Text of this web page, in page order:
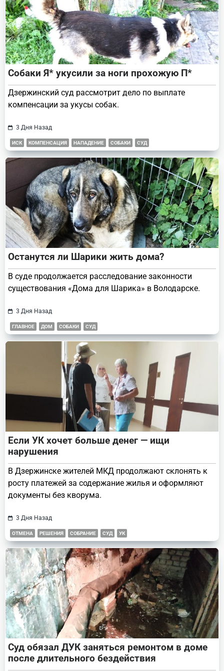
Собаки Я* укусили за ноги прохожую П*
Дзержинский суд рассмотрит дело по выплате
компенсации за укусы собак.
3 Дня Назад
ИСК КОМПЕНСАЦИЯ НАПАДЕНИЕ СОБАКИ СУД
Останутся ли Шарики жить дома?
В суде продолжается расследование законности
существования «Дома для Шарика» в Володарске.
3 Дня Назад
ГЛАВНОЕ ДОМ СОБАКИ СУД
Если УК хочет больше денег — ищи
нарушения
В Дзержинске жителей МКД продолжают склонять к
росту платежей за содержание жилья и оформляют
документы без кворума.
3 Дня Назад
ОТМЕНА РЕШЕНИЯ СОБРАНИЕ СУД УК
Суд обязал ДУК заняться ремонтом в доме
после длительного бездействия